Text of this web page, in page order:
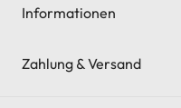
Informationen
Zahlung & Versand